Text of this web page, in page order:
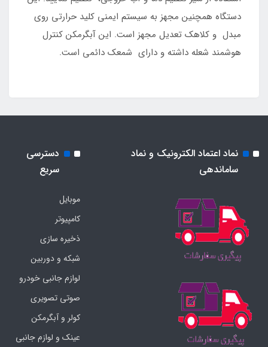
دستگاه همچنین مجهز به سیستم ایمنی کلید حرارتی روی
مبدل و کلاهک تعدیل مجهز است. این آبگرمکن کنترل
هوشمند شعله داشته و دارای شمعک دائمی است.
نماد اعتماد الکترونیک و نماد
ساماندهی
دسترسی
سریع
موبایل
کامپیوتر
ذخیره سازی
شبکه و دوربین
لوازم جانبی خودرو
صوتی تصویری
کولر و آبگرمکن
عینک و لوازم جانبی